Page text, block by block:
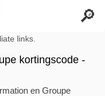
links.
kortingscode -
en Groupe